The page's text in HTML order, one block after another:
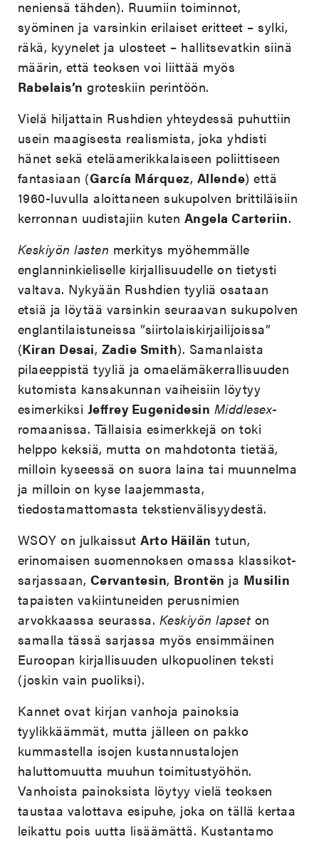
neniensä tähden). Ruumiin toiminnot,
syöminen ja varsinkin erilaiset eritteet – sylki,
räkä, kyynelet ja ulosteet – hallitsevatkin siinä
määrin, että teoksen voi liittää myös
Rabelais’n groteskiin perintöön.
Vielä hiljattain Rushdien yhteydessä puhuttiin
usein maagisesta realismista, joka yhdisti
hänet sekä eteläamerikkalaiseen poliittiseen
fantasiaan (García Márquez, Allende) että
1960-luvulla aloittaneen sukupolven brittiläisiin
kerronnan uudistajiin kuten Angela Carteriin.
Keskiyön lasten merkitys myöhemmälle
englanninkieliselle kirjallisuudelle on tietysti
valtava. Nykyään Rushdien tyyliä osataan
etsiä ja löytää varsinkin seuraavan sukupolven
englantilaistuneissa ”siirtolaiskirjailijoissa”
(Kiran Desai, Zadie Smith). Samanlaista
pilaeeppistä tyyliä ja omaelämäkerrallisuuden
kutomista kansakunnan vaiheisiin löytyy
esimerkiksi Jeffrey Eugenidesin Middlesex-
romaanissa. Tällaisia esimerkkejä on toki
helppo keksiä, mutta on mahdotonta tietää,
milloin kyseessä on suora laina tai muunnelma
ja milloin on kyse laajemmasta,
tiedostamattomasta tekstienvälisyydestä.
WSOY on julkaissutArto Häilän tutun,
erinomaisen suomennoksen omassa klassikot-
sarjassaan, Cervantesin, Brontën ja Musilin
tapaisten vakiintuneiden perusnimien
arvokkaassa seurassa. Keskiyön lapset on
samalla tässä sarjassa myös ensimmäinen
Euroopan kirjallisuuden ulkopuolinen teksti
(joskin vain puoliksi).
Kannet ovat kirjan vanhoja painoksia
tyylikkäämmät, mutta jälleen on pakko
kummastella isojen kustannustalojen
haluttomuutta muuhun toimitustyöhön.
Vanhoista painoksista löytyy vielä teoksen
taustaa valottava esipuhe, joka on tällä kertaa
leikattu pois uutta lisäämättä. Kustantamo